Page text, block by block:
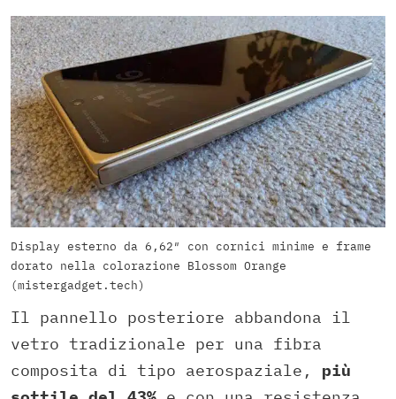
Display esterno da 6,62″ con cornici minime e frame
dorato nella colorazione Blossom Orange
(mistergadget.tech)
Il pannello posteriore abbandona il
vetro tradizionale per una fibra
composita di tipo aerospaziale, più